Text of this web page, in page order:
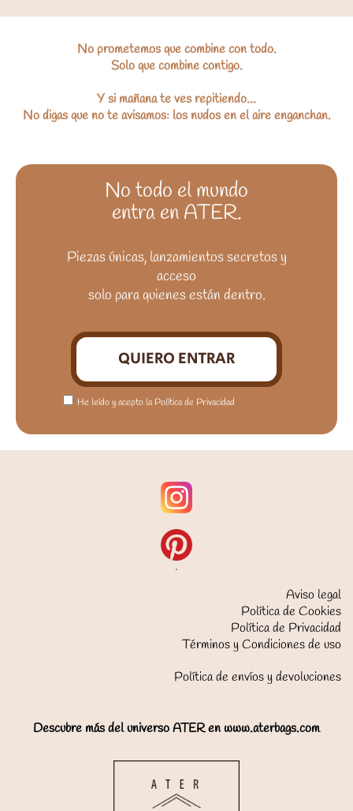
No prometemos que combine con todo.
Solo que combine contigo.
Y si mañana te ves repitiendo...
No digas que no te avisamos: los nudos en el aire enganchan.
No todo el mundo
entra en ATER.
Piezas únicas, lanzamientos secretos y
acceso
solo para quienes están dentro.
QUIERO ENTRAR
He leído y acepto la Política de Privacidad
Aviso legal
Política de Cookies
Política de Privacidad
Términos y Condiciones de uso
Política de envíos y devoluciones
Descubre más del universo ATER en www.aterbags.com